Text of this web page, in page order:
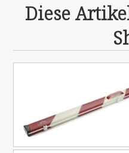
Diese